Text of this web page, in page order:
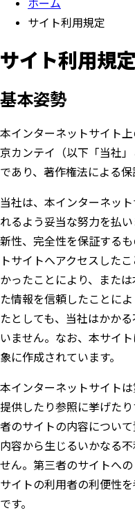
ホーム
サイト利用規定
サイト利用規定
基本姿勢
本インターネットサイト
京カンテイ（以下「当社
であり、著作権法による保
当社は、本インターネッ
れるよう妥当な努力を払
新性、完全性を保証する
トサイトへアクセスした
かったことにより、また
た情報を信頼したことに
たとしても、当社はかか
いません。なお、本サイ
象に作成されています。
本インターネットサイト
提供したり参照に挙げた
者のサイトの内容につい
内容から生じるいかなる
せん。第三者のサイトへ
サイトの利用者の利便性
です。